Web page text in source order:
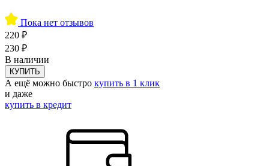
Пока нет отзывов
220 ₽
230 ₽
В наличии
КУПИТЬ
А ещё можно быстро купить в 1 клик
и даже
купить в кредит